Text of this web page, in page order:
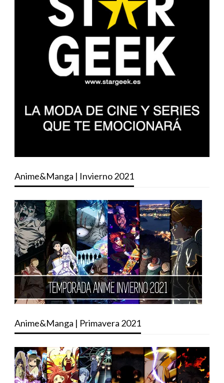
Anime&Manga | Invierno 2021
Anime&Manga | Primavera 2021